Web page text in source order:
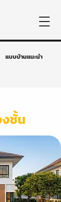
แบบบ้านแนะนำ
ชั้น